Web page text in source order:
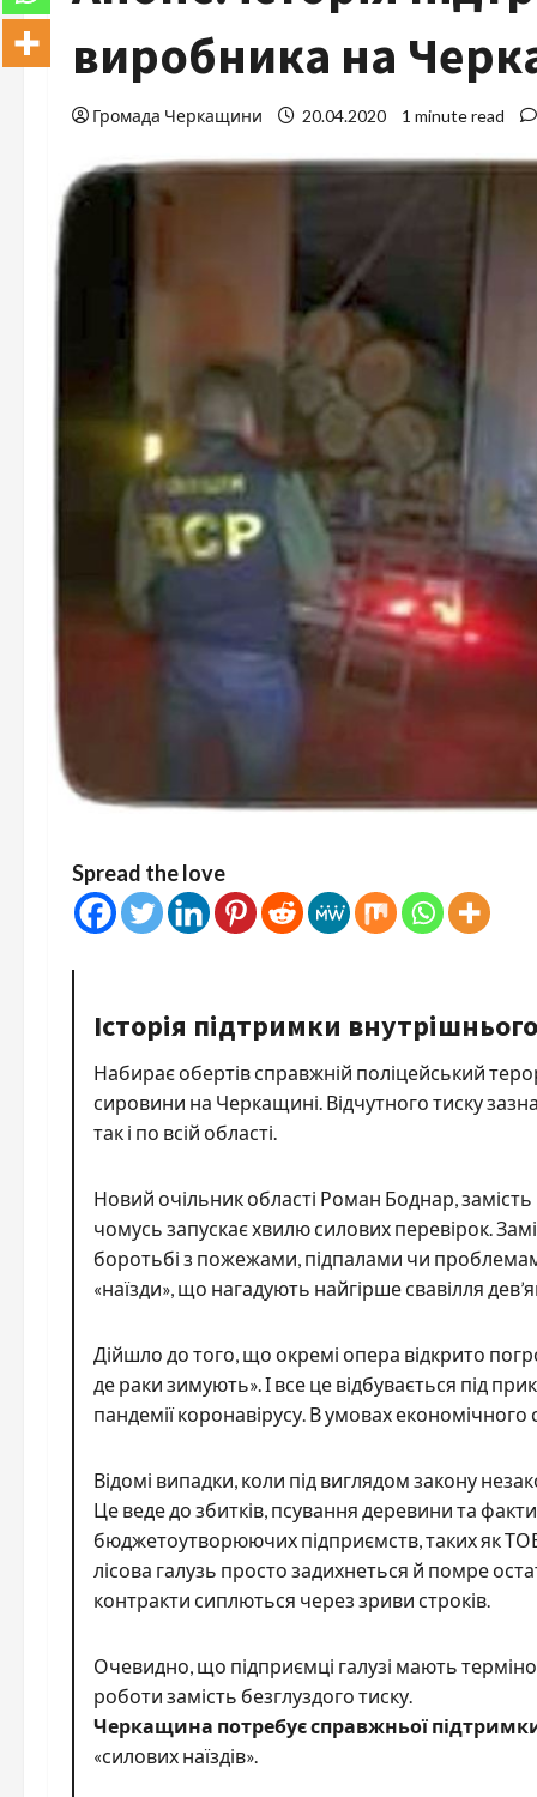
виробника на
Громада Черкащини 20.04.2020 1 minute read
Spread the love
Історія підтримки
Набирає обертів справжній поліцейський
сировини на Черкащині. Відчутного тиску
так і по всій області.
Новий очільник області Роман Боднар,
чомусь запускає хвилю силових перевірок.
боротьбі з пожежами, підпалами чи
«наїзди», що нагадують найгірше свавілля
Дійшло до того, що окремі опера відкрито
де раки зимують». І все це відбувається під
пандемії коронавірусу. В умовах
Відомі випадки, коли під виглядом закону
Це веде до збитків, псування деревини та
бюджетоутворюючих підприємств, таких як
лісова галузь просто задихнеться й помре
контракти сиплються через зриви строків.
Очевидно, що підприємці галузі мають
роботи замість безглуздого тиску.
Черкащина потребує справжньої
«силових наїздів».